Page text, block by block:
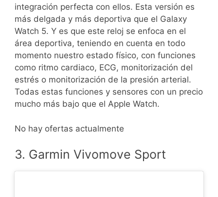
integración perfecta con ellos. Esta versión es
más delgada y más deportiva que el Galaxy
Watch 5. Y es que este reloj se enfoca en el
área deportiva, teniendo en cuenta en todo
momento nuestro estado físico, con funciones
como ritmo cardiaco, ECG, monitorización del
estrés o monitorización de la presión arterial.
Todas estas funciones y sensores con un precio
mucho más bajo que el Apple Watch.
No hay ofertas actualmente
3. Garmin Vivomove Sport